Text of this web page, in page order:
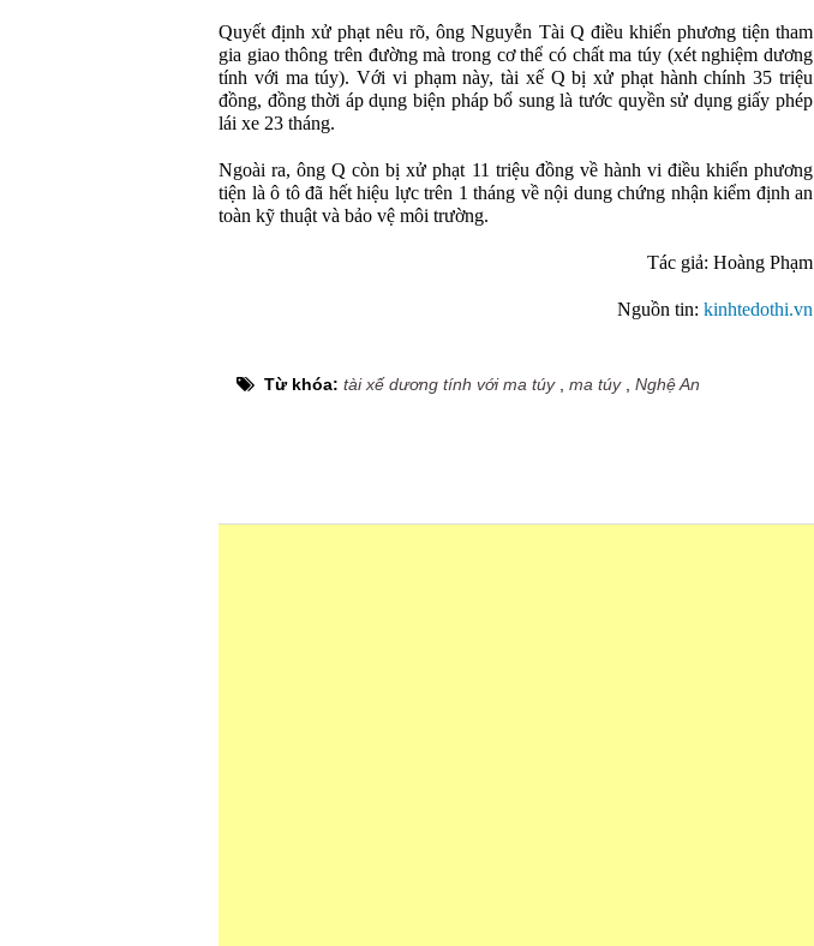
Quyết định xử phạt nêu rõ, ông Nguyễn Tài Q điều khiển phương tiện tham
gia giao thông trên đường mà trong cơ thể có chất ma túy (xét nghiệm dương
tính với ma túy). Với vi phạm này, tài xế Q bị xử phạt hành chính 35 triệu
đồng, đồng thời áp dụng biện pháp bổ sung là tước quyền sử dụng giấy phép
lái xe 23 tháng.
Ngoài ra, ông Q còn bị xử phạt 11 triệu đồng về hành vi điều khiển phương
tiện là ô tô đã hết hiệu lực trên 1 tháng về nội dung chứng nhận kiểm định an
toàn kỹ thuật và bảo vệ môi trường.
Tác giả: Hoàng Phạm
Nguồn tin: kinhtedothi.vn
Từ khóa: tài xế dương tính với ma túy, ma túy, Nghệ An